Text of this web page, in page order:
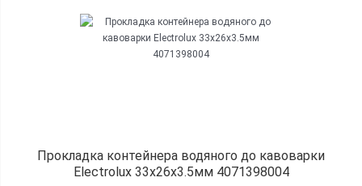
Прокладка контейнера водяного до кавоварки
Electrolux 33x26x3.5мм 4071398004